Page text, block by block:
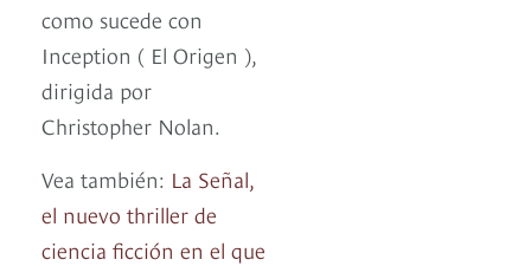
como sucede con
Inception ( El Origen ),
dirigida por
Christopher Nolan.
Vea también: La Señal,
el nuevo thriller de
ciencia ficción en el que